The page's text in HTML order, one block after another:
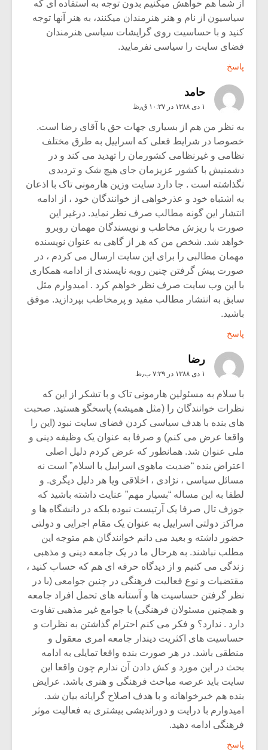
از شما هم خواهش میکنیم بدون توجه به استفاده ای که
سیاسیون از نام و هنر هنرمندان میکنند، به هنر آنها توجه
کنید و با حساسیت روی گرایشات سیاسی هنرمندان
فضای سایت را سیاسی نفرمایید.
پاسخ
حامد
۱ دی ۱۳۸۸ در ۱۰:۳۷ ق٫ظ
به نظر من هم از بسیاری جهات حق با آقای رضا است.
خصوصا در شرایط فعلی که اسراییل به طرق مختلف
نظامی و غیرنظامی کشورمان را تهدید می کند و در
دشمنیش با کشور عزیزمان جای هیچ شک و تردیدی
نگذاشته است . جا دارد سایت وزین هارمونی تاک با اذعان
به اشتباه خود و عذرخواهی از خوانندگان خود ، از ادامه
انتشار این گونه مطالب صرف نظر نماید. درغیر این
صورت با ریزش مخاطب و نویسندگان مهمان روبرو
خواهد شد. شخص من که هر از گاهی به عنوان نویسنده
مهمان مطالبی را برای این سایت ارسال می کردم ، در
صورت پیش گرفتن چنین رویه ناپسندی از ادامه همکاری
با این وب سایت صرف نظر خواهم کرد . امیدوارم مثل
سابق به انتشار مطالب مفید و پرمخاطب بپردازید. موفق
باشید.
پاسخ
رضا
۱ دی ۱۳۸۸ در ۷:۲۹ ب٫ظ
با سلام به مسئولین هارمونی تاک و با تشکر از این که
نظرات خوانندگان را (مثل همیشه) پاسخگو هستید. صحبت
های بنده با هدف سیاسی کردن فضای سایت نبود (این را
واقعا عرض می کنم) و صرفا به عنوان یک وظیفه دینی و
ملی عنوان شد. همانطور که عرض کردم دلیل اصلی
اعتراض بنده “ضدیت ماهوی اسراییل با اسلام” است نه
مسائل سیاسی ، نژادی ، اخلاقی ویا هر دلیل دیگری. و
لطفا به این مساله “بسیار مهم” عنایت داشته باشید که
جوزف تال صرفا یک آرتیست نبوده بلکه در دانشگاه ها و
مراکز دولتی اسراییل به عنوان یک مقام اجرایی و دولتی
حضور داشته و بعید می دانم خوانندگان هم متوجه این
مطلب نباشند. به هرحال ما در یک جامعه دینی و مذهبی
زندگی می کنیم و از دیدگاه حرفه ای هم که حساب کنید ،
مقتضیات و نوع فعالیت فرهنگی در چنین جوامعی (با در
نظر گرفتن حساسیت ها و آستانه های تحمل افراد جامعه
و همچنین مسئولان فرهنگی) با جوامع غیر مذهبی تفاوت
دارد . ندارد؟ و فکر می کنم احترام گذاشتن به نظرات و
حساسیت های اکثریت دیندار جامعه امری معقول و
منطقی باشد. در هر صورت بنده واقعا تمایلی به ادامه
بحث در این مورد و کش دادن آن ندارم چون واقعا این
سایت باید عرصه مباحث فرهنگی و هنری باشد. عرایض
بنده هم خیرخواهانه و با هدف اصلاح گرایانه بیان شد.
امیدوارم با درایت و دوراندیشی بیشتری به فعالیت موثر
فرهنگی ادامه دهید.
پاسخ